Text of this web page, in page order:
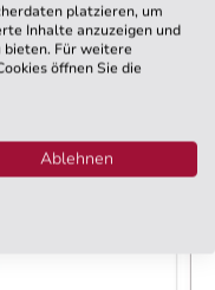
platzieren, um
Inhalte anzuzeigen und
bieten. Für weitere
öffnen Sie die
Ablehnen